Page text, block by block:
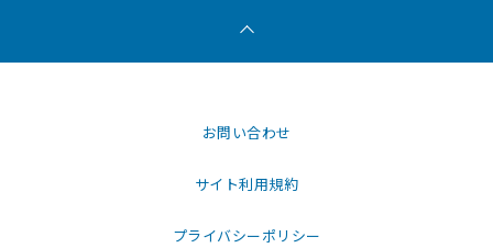
お問い合わせ
サイト利用規約
プライバシーポリシー